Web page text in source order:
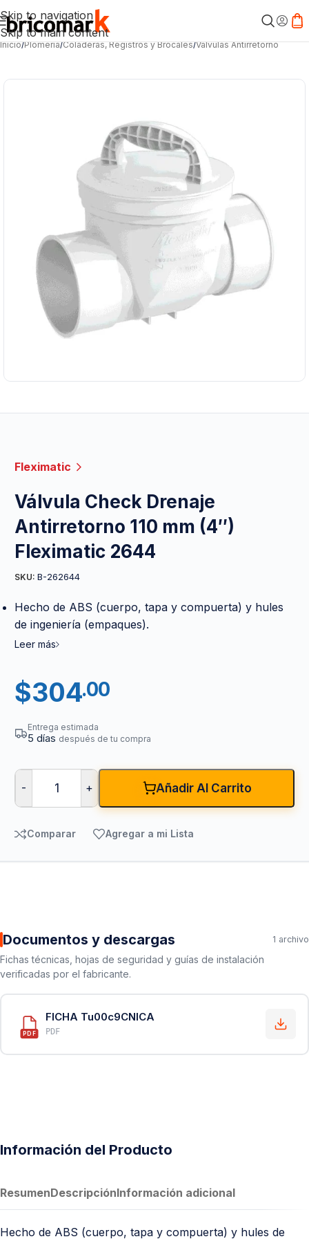
Skip to navigation
Skip to main content
Inicio/Plomería/Coladeras, Registros y Brocales/Válvulas Antirretorno
Fleximatic
Válvula Check Drenaje
Antirretorno 110 mm (4″)
Fleximatic 2644
SKU: B-262644
Hecho de ABS (cuerpo, tapa y compuerta) y hules
de ingeniería (empaques).
Leer más
$304.00
Entrega estimada
5 días después de tu compra
- + Añadir Al Carrito
Comparar Agregar a mi Lista
Documentos y descargas 1 archivo
Fichas técnicas, hojas de seguridad y guías de instalación
verificadas por el fabricante.
PDF
FICHA Tu00c9CNICA
PDF
Información del Producto
ResumenDescripciónInformación adicional
Hecho de ABS (cuerpo, tapa y compuerta) y hules de